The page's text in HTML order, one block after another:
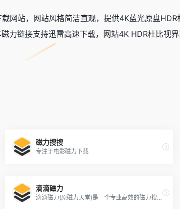
网站，网站风格简洁直观，提供4K蓝光原盘
力链接支持迅雷高速下载，网站4K HDR杜比视
磁力搜搜
专注于电影磁力下载
滴滴磁力
滴滴磁力(原磁力天堂)是一个专业高效的磁力搜索引擎，这里有超过千万的磁力资源提供搜索，24小时不间断更新